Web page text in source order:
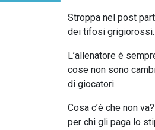
Stroppa nel post
dei tifosi grigiorossi.
L’allenatore è
cose non sono
di giocatori.
Cosa c’è che non
per chi gli paga lo